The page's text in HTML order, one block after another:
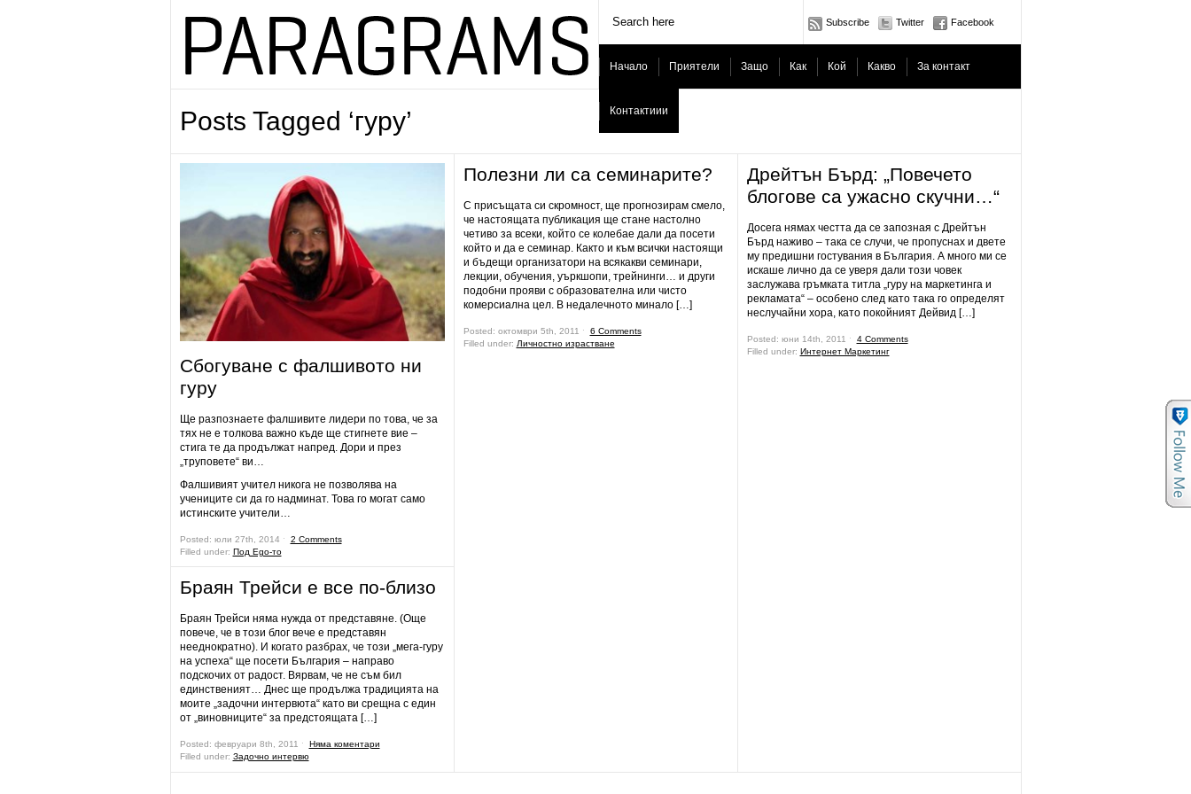
Subscribe Twitter Facebook
Начало Приятели Защо Как Кой Какво За контакт
Контактиии
Posts Tagged ‘гуру’
Сбогуване с фалшивото ни
гуру
Ще разпознаете фалшивите лидери по това, че за
тях не е толкова важно къде ще стигнете вие –
стига те да продължат напред. Дори и през
„труповете“ ви…
Фалшивият учител никога не позволява на
учениците си да го надминат. Това го могат само
истинските учители…
Posted: юли 27th, 2014 ˑ 2 Comments
Filled under: Под Ego-то
Браян Трейси е все по-близо
Браян Трейси няма нужда от представяне. (Още
повече, че в този блог вече е представян
нееднократно). И когато разбрах, че този „мега-гуру
на успеха“ ще посети България – направо
подскочих от радост. Вярвам, че не съм бил
единственият… Днес ще продължа традицията на
моите „задочни интервюта“ като ви срещна с един
от „виновниците“ за предстоящата […]
Posted: февруари 8th, 2011 ˑ Няма коментари
Filled under: Задочно интервю
Полезни ли са семинарите?
С присъщата си скромност, ще прогнозирам смело,
че настоящата публикация ще стане настолно
четиво за всеки, който се колебае дали да посети
който и да е семинар. Както и към всички настоящи
и бъдещи организатори на всякакви семинари,
лекции, обучения, уъркшопи, трейнинги… и други
подобни прояви с образователна или чисто
комерсиална цел. В недалечното минало […]
Posted: октомври 5th, 2011 ˑ 6 Comments
Filled under: Личностно израстване
Дрейтън Бърд: „Повечето
блогове са ужасно скучни…“
Досега нямах честта да се запозная с Дрейтън
Бърд наживо – така се случи, че пропуснах и двете
му предишни гостувания в България. А много ми се
искаше лично да се уверя дали този човек
заслужава гръмката титла „гуру на маркетинга и
рекламата“ – особено след като така го определят
неслучайни хора, като покойният Дейвид […]
Posted: юни 14th, 2011 ˑ 4 Comments
Filled under: Интернет Маркетинг